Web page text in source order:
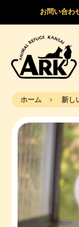
お問い合わ
ホーム 新し